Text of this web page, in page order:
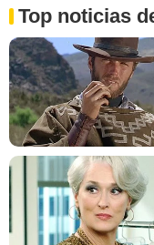
Top noticias